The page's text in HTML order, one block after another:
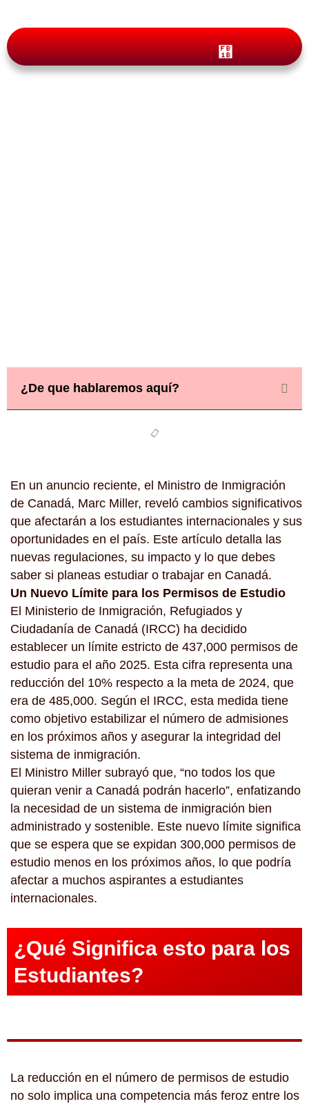
¿De que hablaremos aquí?
En un anuncio reciente, el Ministro de Inmigración
de Canadá, Marc Miller, reveló cambios significativos
que afectarán a los estudiantes internacionales y sus
oportunidades en el país. Este artículo detalla las
nuevas regulaciones, su impacto y lo que debes
saber si planeas estudiar o trabajar en Canadá.
Un Nuevo Límite para los Permisos de Estudio
El Ministerio de Inmigración, Refugiados y
Ciudadanía de Canadá (IRCC) ha decidido
establecer un límite estricto de 437,000 permisos de
estudio para el año 2025. Esta cifra representa una
reducción del 10% respecto a la meta de 2024, que
era de 485,000. Según el IRCC, esta medida tiene
como objetivo estabilizar el número de admisiones
en los próximos años y asegurar la integridad del
sistema de inmigración.
El Ministro Miller subrayó que, “no todos los que
quieran venir a Canadá podrán hacerlo”, enfatizando
la necesidad de un sistema de inmigración bien
administrado y sostenible. Este nuevo límite significa
que se espera que se expidan 300,000 permisos de
estudio menos en los próximos años, lo que podría
afectar a muchos aspirantes a estudiantes
internacionales.
¿Qué Significa esto para los
Estudiantes?
La reducción en el número de permisos de estudio
no solo implica una competencia más feroz entre los